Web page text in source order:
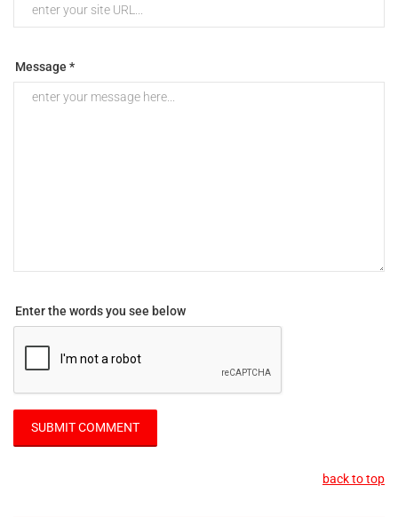
Message *
Enter the words you see below
back to top